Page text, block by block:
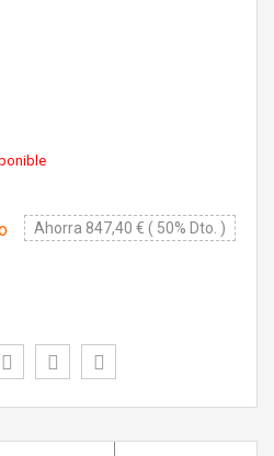
Ahorra 847,40 € ( 50% Dto. )